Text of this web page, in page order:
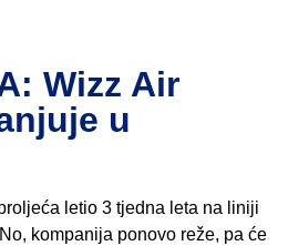
Wizz Air
u
letio 3 tjedna leta na liniji
kompanija ponovo reže, pa će